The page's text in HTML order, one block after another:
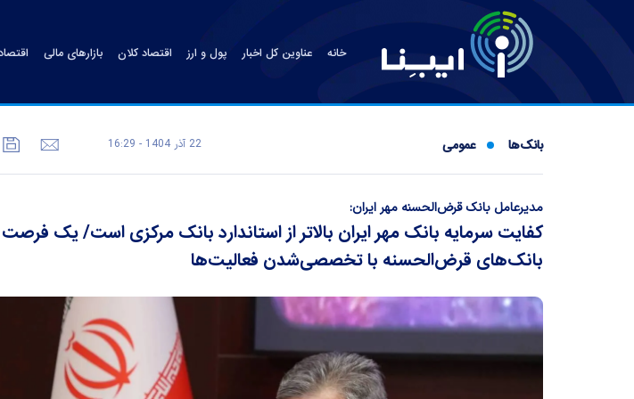
خانه عناوین کل اخبار پول و ارز اقتصاد کلان بازارهای مالی
بانک‌ها عمومی 22 آذر 1404 - 16:29
مدیرعامل بانک قرض‌الحسنه مهر ایران:
کفایت سرمایه بانک مهر ایران بالاتر از استاندارد بانک مرکزی است/ یک
بانک‌های قرض‌الحسنه با تخصصی‌شدن فعالیت‌ها